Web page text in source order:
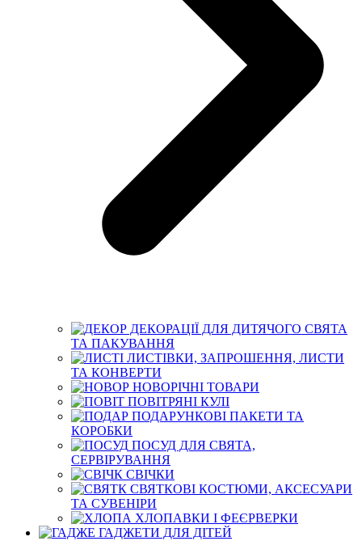
ДЕКОРАЦІЇ ДЛЯ ДИТЯЧОГО СВЯТА
ТА ПАКУВАННЯ
ЛИСТІВКИ, ЗАПРОШЕННЯ, ЛИСТИ
ТА КОНВЕРТИ
НОВОРІЧНІ ТОВАРИ
ПОВІТРЯНІ КУЛІ
ПОДАРУНКОВІ ПАКЕТИ ТА
КОРОБКИ
ПОСУД ДЛЯ СВЯТА,
СЕРВІРУВАННЯ
СВІЧКИ
СВЯТКОВІ КОСТЮМИ, АКСЕСУАРИ
ТА СУВЕНІРИ
ХЛОПАВКИ І ФЕЄРВЕРКИ
ГАДЖЕТИ ДЛЯ ДІТЕЙ